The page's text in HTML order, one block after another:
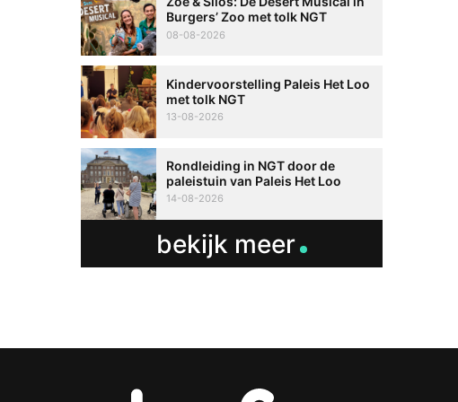
Burgers’ Zoo met tolk NGT
08-08-2026
Kindervoorstelling Paleis Het Loo
met tolk NGT
13-08-2026
Rondleiding in NGT door de
paleistuin van Paleis Het Loo
14-08-2026
bekijk meer